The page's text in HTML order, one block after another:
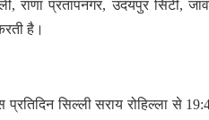
राणा प्रतापनगर, उदयपुर सिटी,
है।
सिल्ली सराय रोहिल्ला से